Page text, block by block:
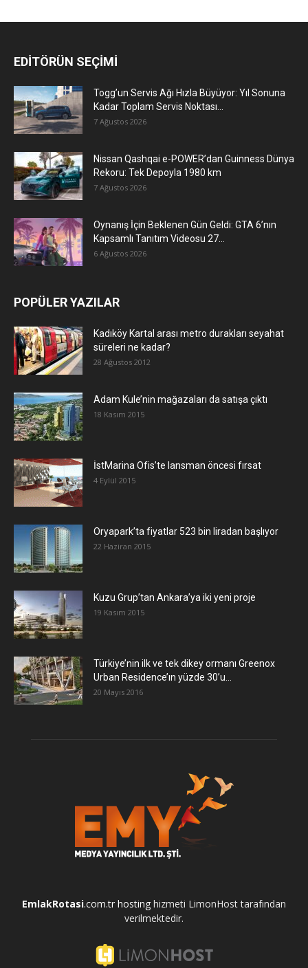
EDİTÖRÜN SEÇİMİ
Togg’un Servis Ağı Hızla Büyüyor: Yıl Sonuna
Kadar Toplam Servis Noktası...
7 Ağustos 2026
Nissan Qashqai e-POWER’dan Guinness Dünya
Rekoru: Tek Depoyla 1980 km
7 Ağustos 2026
Oynanış İçin Beklenen Gün Geldi: GTA 6’nın
Kapsamlı Tanıtım Videosu 27...
6 Ağustos 2026
POPÜLER YAZILAR
Kadıköy Kartal arası metro durakları seyahat
süreleri ne kadar?
28 Ağustos 2012
Adam Kule’nin mağazaları da satışa çıktı
18 Kasım 2015
İstMarina Ofis’te lansman öncesi fırsat
4 Eylül 2015
Oryapark’ta fiyatlar 523 bin liradan başlıyor
22 Haziran 2015
​Kuzu Grup’tan Ankara’ya iki yeni proje
19 Kasım 2015
Türkiye’nin ilk ve tek dikey ormanı Greenox
Urban Residence’ın yüzde 30’u...
20 Mayıs 2016
EmlakRotasi.com.tr hosting hizmeti LimonHost tarafından
verilmektedir.